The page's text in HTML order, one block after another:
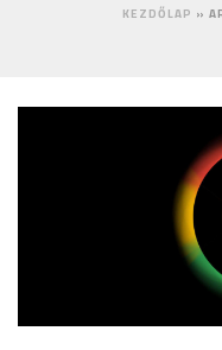
KEZDŐLAP »